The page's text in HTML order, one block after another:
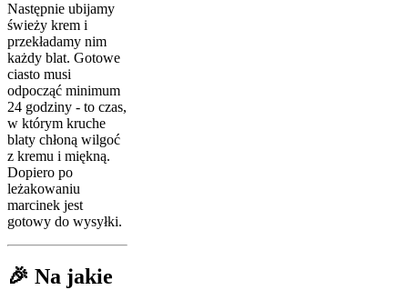
Następnie ubijamy
świeży krem i
przekładamy nim
każdy blat. Gotowe
ciasto musi
odpocząć minimum
24 godziny - to czas,
w którym kruche
blaty chłoną wilgoć
z kremu i miękną.
Dopiero po
leżakowaniu
marcinek jest
gotowy do wysyłki.
🎉 Na jakie